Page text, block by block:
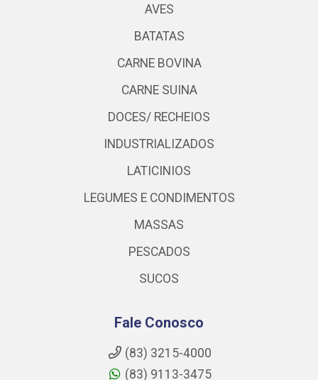
AVES
BATATAS
CARNE BOVINA
CARNE SUINA
DOCES/ RECHEIOS
INDUSTRIALIZADOS
LATICINIOS
LEGUMES E CONDIMENTOS
MASSAS
PESCADOS
SUCOS
Fale Conosco
(83) 3215-4000
(83) 9113-3475